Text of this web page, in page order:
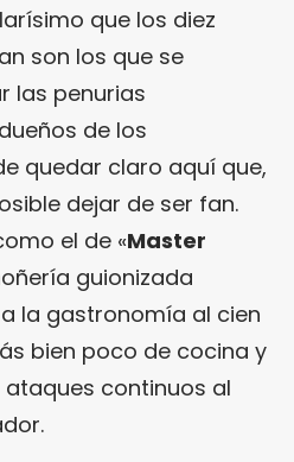
que los diez
son los que se
las penurias
de los
quedar claro aquí que,
dejar de ser fan.
el de «Master
guionizada
la gastronomía al cien
bien poco de cocina y
continuos al